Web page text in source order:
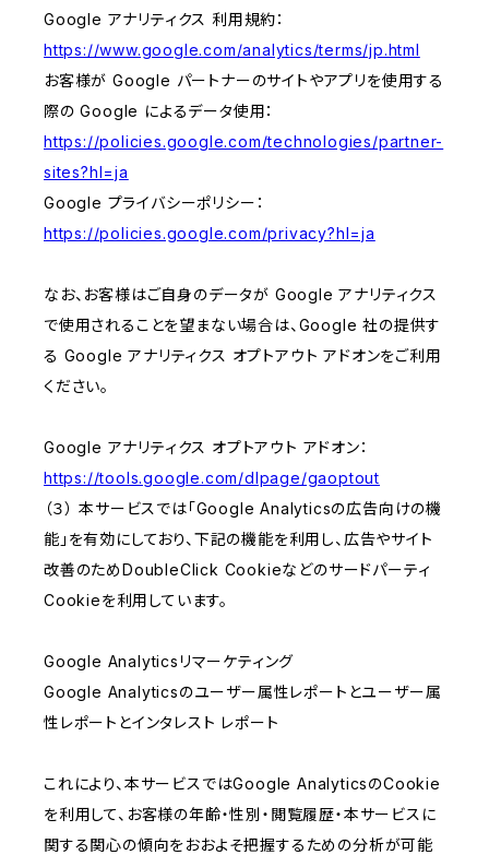
Google アナリティクス 利用規約：
https://www.google.com/analytics/terms/jp.html
お客様が Google パートナーのサイトやアプリを使用する
際の Google によるデータ使用：
https://policies.google.com/technologies/partner-
sites?hl=ja
Google プライバシーポリシー：
https://policies.google.com/privacy?hl=ja
なお、お客様はご自身のデータが Google アナリティクス
で使用されることを望まない場合は、Google 社の提供す
る Google アナリティクス オプトアウト アドオンをご利用
ください。
Google アナリティクス オプトアウト アドオン：
https://tools.google.com/dlpage/gaoptout
（３） 本サービスでは「Google Analyticsの広告向けの機
能」を有効にしており、下記の機能を利用し、広告やサイト
改善のためDoubleClick Cookieなどのサードパーティ
Cookieを利用しています。
Google Analyticsリマーケティング
Google Analyticsのユーザー属性レポートとユーザー属
性レポートとインタレスト レポート
これにより、本サービスではGoogle AnalyticsのCookie
を利用して、お客様の年齢・性別・閲覧履歴・本サービスに
関する関心の傾向をおおよそ把握するための分析が可能